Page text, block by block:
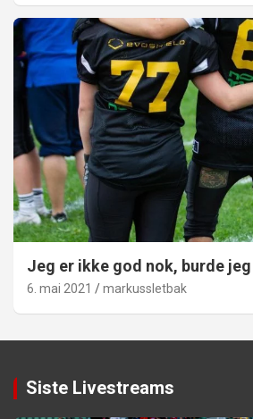
Jeg er ikke god nok, burde
6. mai 2021 markussletbak
Siste Livestreams